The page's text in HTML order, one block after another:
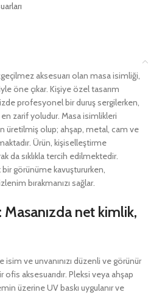
aksesuarı olan masa isimliği,
öne çıkar. Kişiye özel tasarım
profesyonel bir duruş sergilerken,
en zarif yoludur. Masa isimlikleri
üretilmiş olup; ahşap, metal, cam ve
Ürün, kişiselleştirme
da sıklıkla tercih edilmektedir.
bir görünüme kavuştururken,
bırakmanızı sağlar.
net kimlik,
ve unvanınızı düzenli ve görünür
aksesuarıdır. Pleksi veya ahşap
üzerine UV baskı uygulanır ve